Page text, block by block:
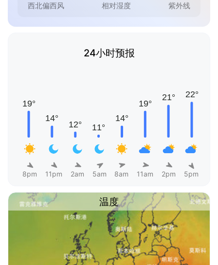
西北偏西风 相对湿度 紫外线
24小时预报
8pm 11pm 2am 5am 8am 11am 2pm 5pm
温度